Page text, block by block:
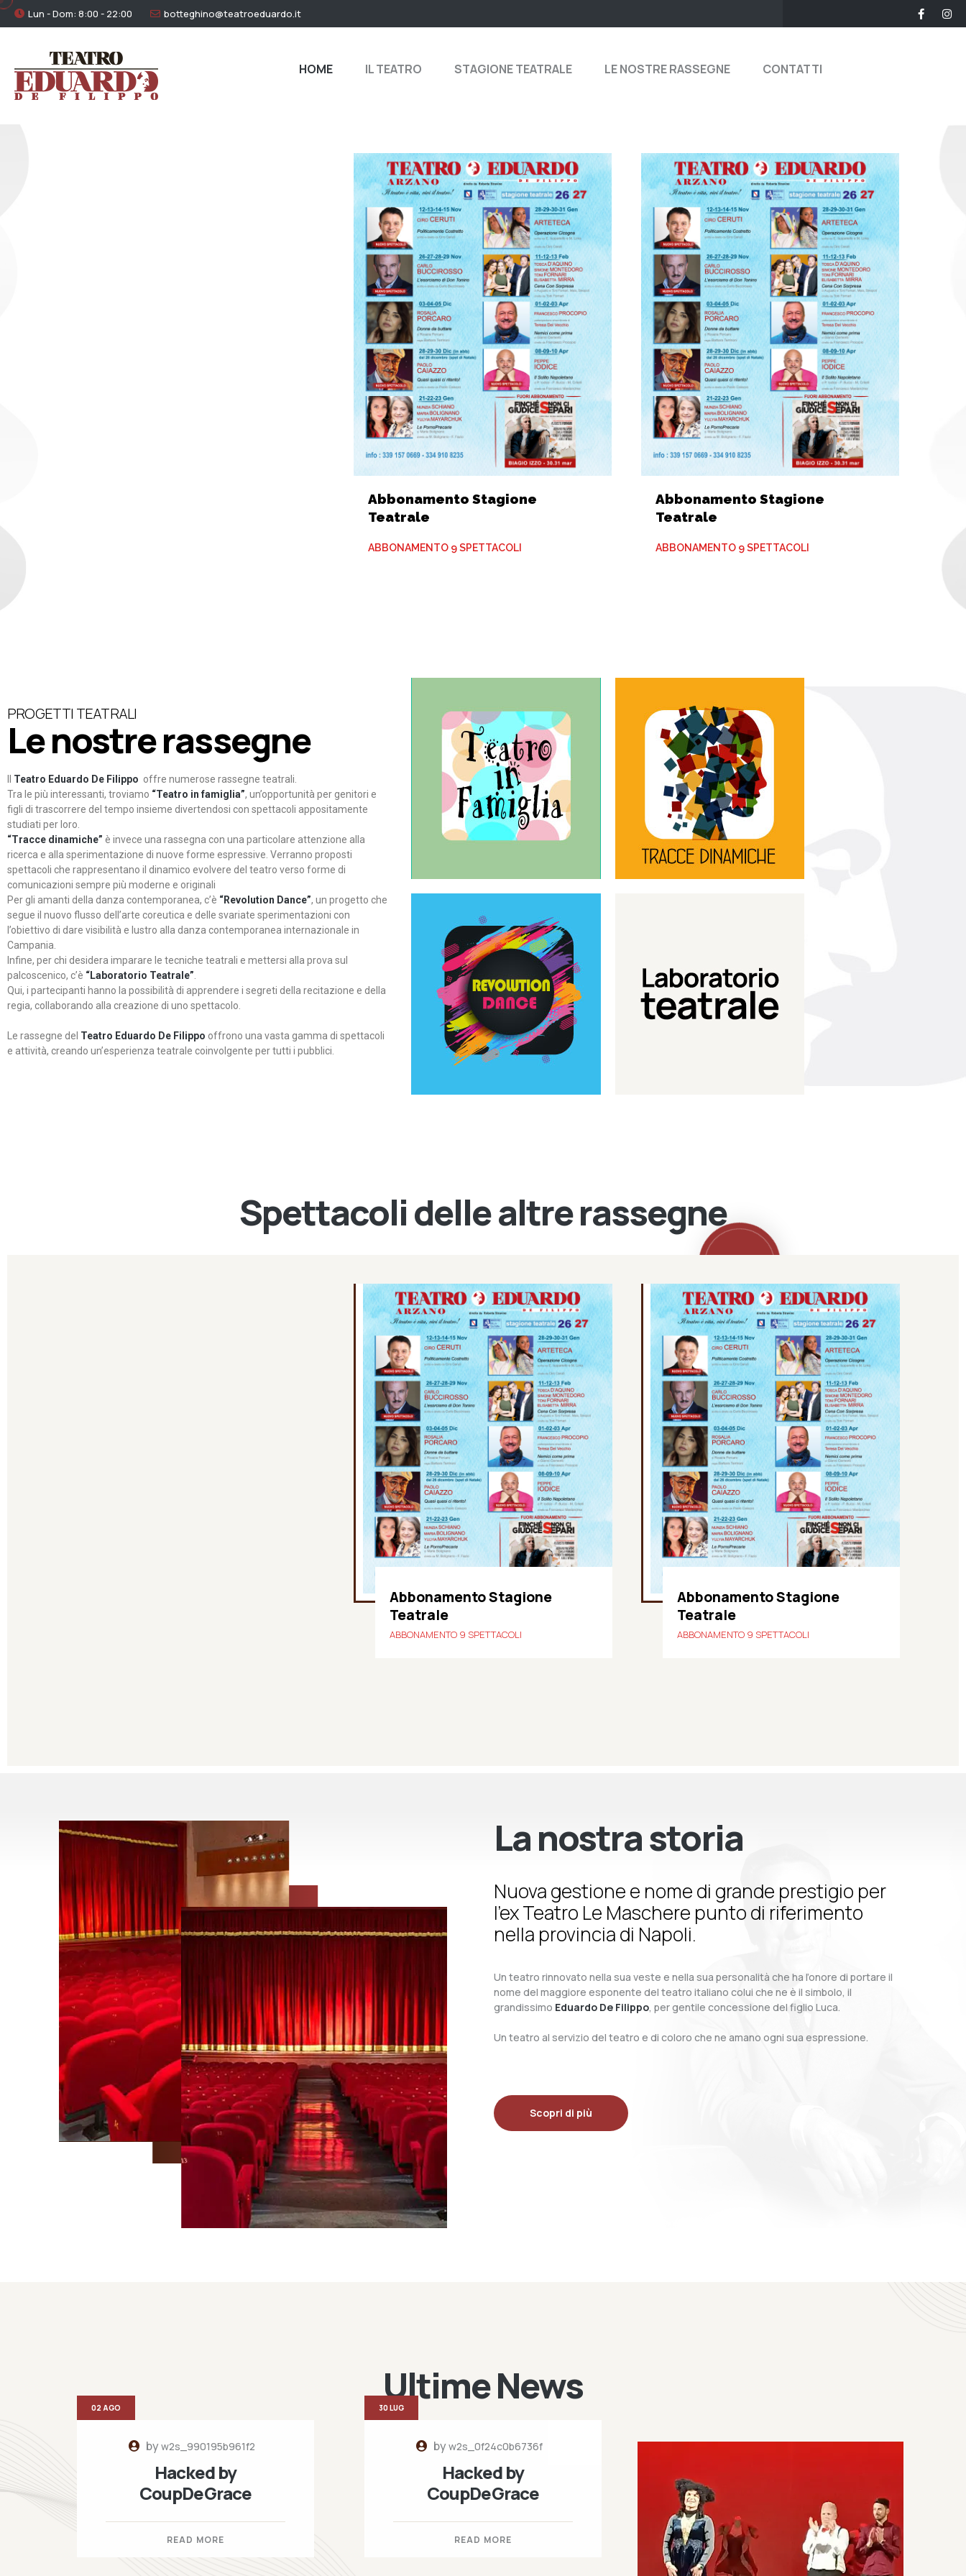
Lun - Dom: 8:00 - 22:00 botteghino@teatroeduardo.it
HOME IL TEATRO STAGIONE TEATRALE LE NOSTRE RASSEGNE CONTATTI
Abbonamento Stagione
Teatrale
ABBONAMENTO 9 SPETTACOLI
Abbonamento Stagione
Teatrale
ABBONAMENTO 9 SPETTACOLI
PROGETTI TEATRALI
Le nostre rassegne
Teatro Eduardo De Filippo offre numerose rassegne teatrali.
Tra le più interessanti, troviamo “Teatro in famiglia”, un’opportunità per genitori e
figli di trascorrere del tempo insieme divertendosi con spettacoli appositamente
studiati per loro.
“Tracce dinamiche” è invece una rassegna con una particolare attenzione alla
ricerca e alla sperimentazione di nuove forme espressive. Verranno proposti
spettacoli che rappresentano il dinamico evolvere del teatro verso forme di
comunicazioni sempre più moderne e originali
Per gli amanti della danza contemporanea, c’è “Revolution Dance”, un progetto che
segue il nuovo flusso dell’arte coreutica e delle svariate sperimentazioni con
l’obiettivo di dare visibilità e lustro alla danza contemporanea internazionale in
Campania.
Infine, per chi desidera imparare le tecniche teatrali e mettersi alla prova sul
palcoscenico, c’è “Laboratorio Teatrale”
Qui, i partecipanti hanno la possibilità di apprendere i segreti della recitazione e della
regia, collaborando alla creazione di uno spettacolo.
Le rassegne del Teatro Eduardo De Filippo offrono una vasta gamma di spettacoli
e attività, creando un’esperienza teatrale coinvolgente per tutti i pubblici.
Teatro in famiglia
Teatro In Famiglia è una
rassegna di teatro concepita
per far condividere e godere
del teatro all’intera famiglia.
Continua
Tracce dinamiche
Tracce Dinamiche è una
rassegna di teatro
d’innovazione e sperimentale.
Continua
Revolution Dance
Rassegna di danza
contemporanea – I Edizione
Continua
Laboratorio di teatro del
Teatro Eduardo de Filippo
Spettacoli delle altre rassegne
Abbonamento Stagione
Teatrale
ABBONAMENTO 9 SPETTACOLI
Abbonamento Stagione
Teatrale
ABBONAMENTO 9 SPETTACOLI
La nostra storia
Nuova gestione e nome di grande prestigio per
l’ex Teatro Le Maschere punto di riferimento
nella provincia di Napoli.
Un teatro rinnovato nella sua veste e nella sua personalità che ha l’onore di portare il
nome del maggiore esponente del teatro italiano colui che ne è il simbolo, il
grandissimo Eduardo De Filippo, per gentile concessione del figlio Luca.
Un teatro al servizio del teatro e di coloro che ne amano ogni sua espressione.
Scopri di più
Ultime News
byw2s_990195b961f2
Hacked by
CoupDeGrace
READ MORE
02 AGO
byw2s_0f24c0b6736f
Hacked by
CoupDeGrace
READ MORE
30 LUG